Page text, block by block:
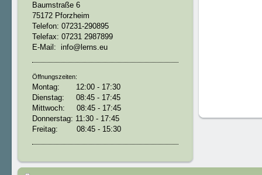
Baumstraße 6
75172 Pforzheim
Telefon: 07231-290895
Telefax: 07231 2987899
E-Mail: info@lerns.eu
Öffnungszeiten:
Montag: 12:00 - 17:30
Dienstag: 08:45 - 17:45
Mittwoch: 08:45 - 17:45
Donnerstag: 11:30 - 17:45
Freitag: 08:45 - 15:30